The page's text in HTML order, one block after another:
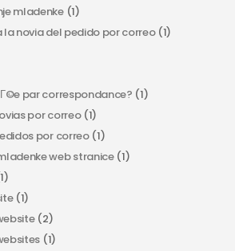
mladenke(1)
novia del pedido por correo(1)
par correspondance? (1)
por correo(1)
por correo(1)
web stranice(1)
(1)
(2)
(1)